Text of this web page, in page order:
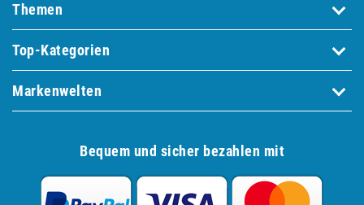
Themen
Top-Kategorien
Markenwelten
Bequem und sicher bezahlen mit